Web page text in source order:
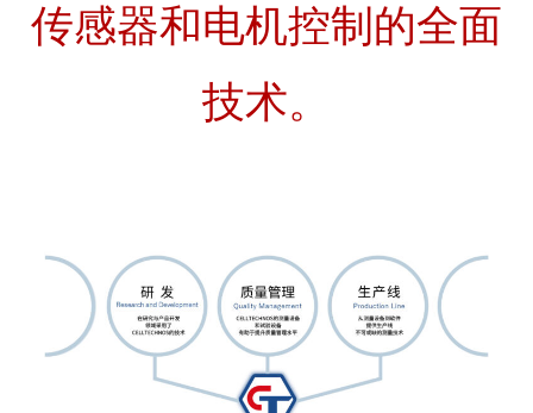
传感器和电机控制的全面
技术。